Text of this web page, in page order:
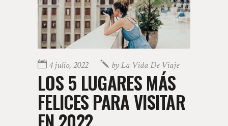
4 julio, 2022 byLa Vida De Viaje
LOS 5 LUGARES MÁS
FELICES PARA VISITAR